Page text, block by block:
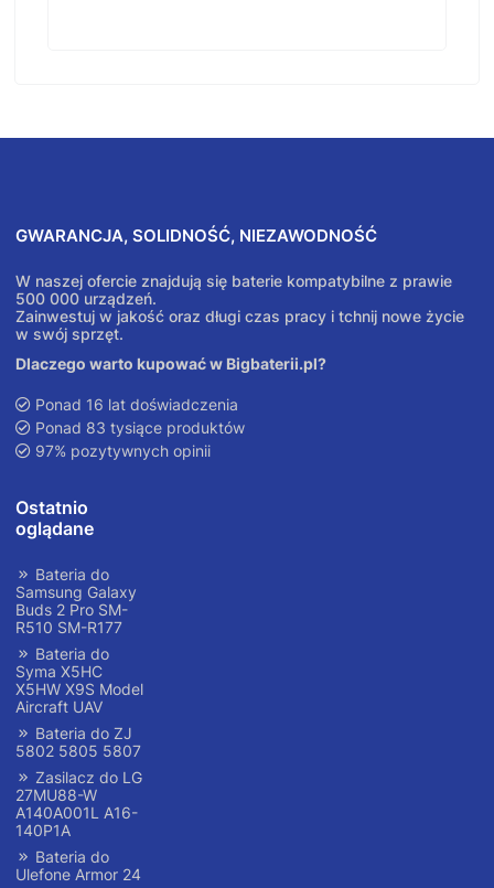
GWARANCJA, SOLIDNOŚĆ, NIEZAWODNOŚĆ
W naszej ofercie znajdują się baterie kompatybilne z prawie
500 000 urządzeń.
Zainwestuj w jakość oraz długi czas pracy i tchnij nowe życie
w swój sprzęt.
Dlaczego warto kupować w Bigbaterii.pl?
Ponad 16 lat doświadczenia
Ponad 83 tysiące produktów
97% pozytywnych opinii
Ostatnio
oglądane
Bateria do
Samsung Galaxy
Buds 2 Pro SM-
R510 SM-R177
Bateria do
Syma X5HC
X5HW X9S Model
Aircraft UAV
Bateria do ZJ
5802 5805 5807
Zasilacz do LG
27MU88-W
A140A001L A16-
140P1A
Bateria do
Ulefone Armor 24